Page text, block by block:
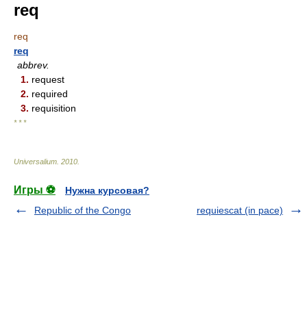
req
req
req
abbrev.
1. request
2. required
3. requisition
* * *
Universalium 2010
Игры ⚽
Нужна курсовая?
Republic of the Congo
requiescat (in pace)